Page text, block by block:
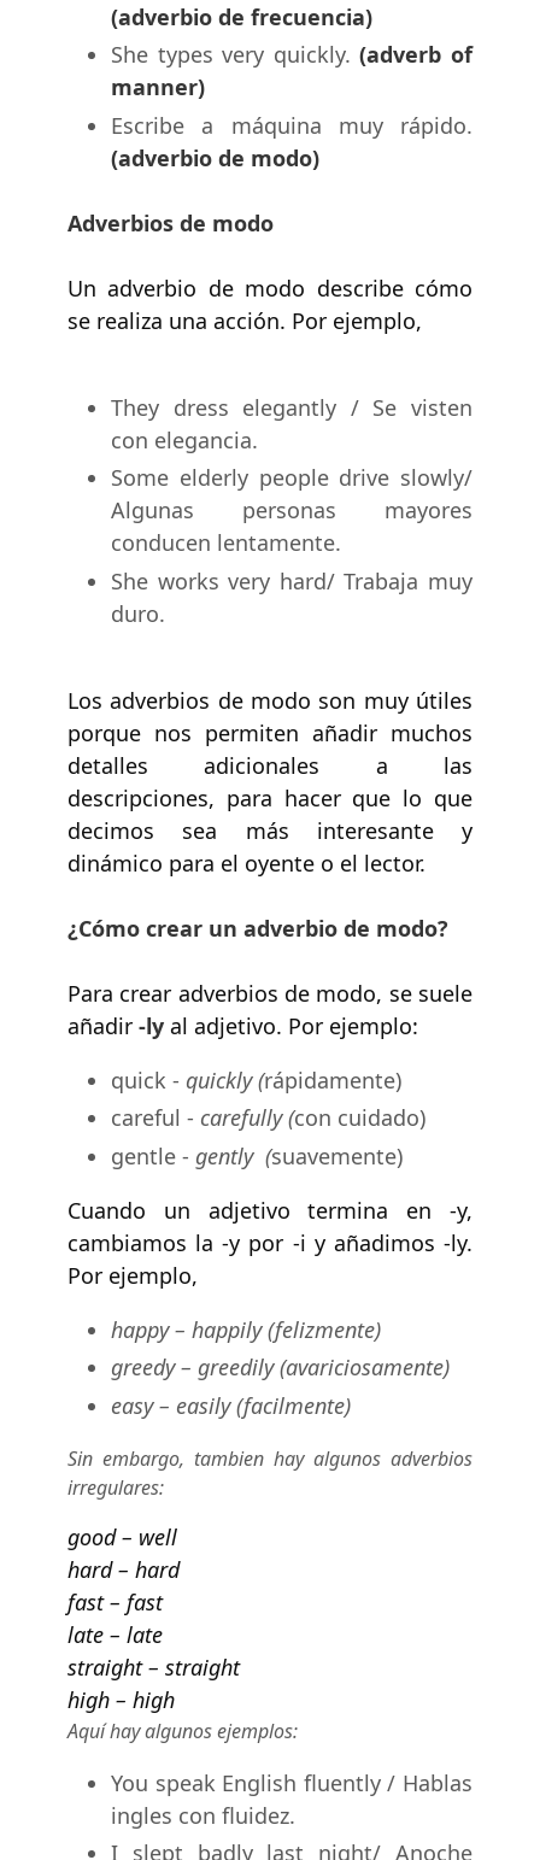
(adverbio de frecuencia)
She types very quickly.(adverb of
manner)
Escribe a máquina muy rápido.
(adverbio de modo)
Adverbios de modo
Un adverbio de modo describe cómo
se realiza una acción. Por ejemplo,
They dress elegantly / Se visten
con elegancia.
Some elderly people drive slowly/
Algunas personas mayores
conducen lentamente.
She works very hard/ Trabaja muy
duro.
Los adverbios de modo son muy útiles
porque nos permiten añadir muchos
detalles adicionales a las
descripciones, para hacer que lo que
decimos sea más interesante y
dinámico para el oyente o el lector.
¿Cómo crear un adverbio de modo?
Para crear adverbios de modo, se suele
añadir -ly al adjetivo. Por ejemplo:
quick - quickly (rápidamente)
careful - carefully (con cuidado)
gentle - gently (suavemente)
Cuando un adjetivo termina en -y,
cambiamos la -y por -i y añadimos -ly.
Por ejemplo,
happy – happily (felizmente)
greedy – greedily (avariciosamente)
easy – easily (facilmente)
Sin embargo, tambien hay algunos adverbios
irregulares:
good – well
hard – hard
fast – fast
late – late
straight – straight
high – high
Aquí hay algunos ejemplos:
You speak English fluently / Hablas
ingles con fluidez.
I slept badly last night/ Anoche